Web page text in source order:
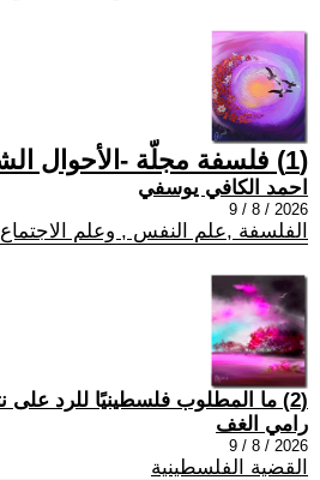
(1) فلسفة مجلّة -الأحوال الشخصيّة-
احمد الكافي يوسفي
2026 / 8 / 9
الفلسفة ,علم النفس , وعلم الاجتماع
(2) ما المطلوب فلسطينيًا للرد على نتنياهو؟
رامي الغف
2026 / 8 / 9
القضية الفلسطينية